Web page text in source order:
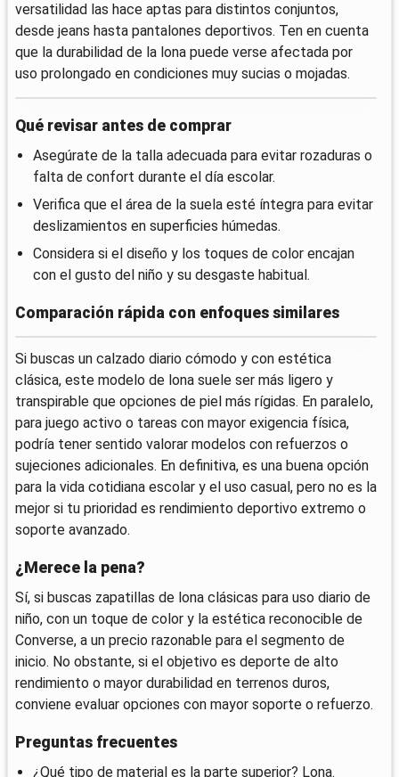
versatilidad las hace aptas para distintos conjuntos,
desde jeans hasta pantalones deportivos. Ten en cuenta
que la durabilidad de la lona puede verse afectada por
uso prolongado en condiciones muy sucias o mojadas.
Qué revisar antes de comprar
Asegúrate de la talla adecuada para evitar rozaduras o
falta de confort durante el día escolar.
Verifica que el área de la suela esté íntegra para evitar
deslizamientos en superficies húmedas.
Considera si el diseño y los toques de color encajan
con el gusto del niño y su desgaste habitual.
Comparación rápida con enfoques similares
Si buscas un calzado diario cómodo y con estética
clásica, este modelo de lona suele ser más ligero y
transpirable que opciones de piel más rígidas. En paralelo,
para juego activo o tareas con mayor exigencia física,
podría tener sentido valorar modelos con refuerzos o
sujeciones adicionales. En definitiva, es una buena opción
para la vida cotidiana escolar y el uso casual, pero no es la
mejor si tu prioridad es rendimiento deportivo extremo o
soporte avanzado.
¿Merece la pena?
Sí, si buscas zapatillas de lona clásicas para uso diario de
niño, con un toque de color y la estética reconocible de
Converse, a un precio razonable para el segmento de
inicio. No obstante, si el objetivo es deporte de alto
rendimiento o mayor durabilidad en terrenos duros,
conviene evaluar opciones con mayor soporte o refuerzo.
Preguntas frecuentes
¿Qué tipo de material es la parte superior? Lona.